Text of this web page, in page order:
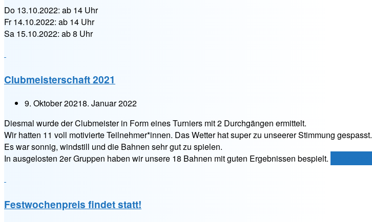
Do 13.10.2022: ab 14 Uhr
Fr 14.10.2022: ab 14 Uhr
Sa 15.10.2022: ab 8 Uhr
Clubmeisterschaft 2021
9. Oktober 20218. Januar 2022
Diesmal wurde der Clubmeister in Form eines Turniers mit 2 Durchgängen ermittelt.
Wir hatten 11 voll motivierte Teilnehmer*innen. Das Wetter hat super zu unseerer Stimmung gespasst.
Es war sonnig, windstill und die Bahnen sehr gut zu spielen.
In ausgelosten 2er Gruppen haben wir unsere 18 Bahnen mit guten Ergebnissen bespielt.
Festwochenpreis findet statt!